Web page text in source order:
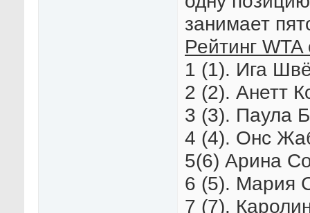
занимает
Рейтинг
1 (1). Ига
2 (2). Анетт
3 (3). Паула
4 (4). Онс
5(6) Арина
6 (5). Мария
7 (7).